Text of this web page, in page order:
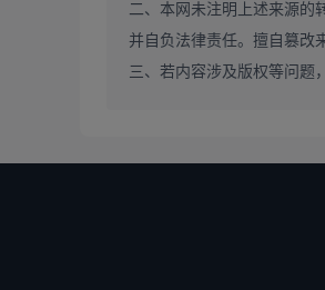
二、本网未注明上述来源的
并自负法律责任。擅自篡改
三、若内容涉及版权等问题